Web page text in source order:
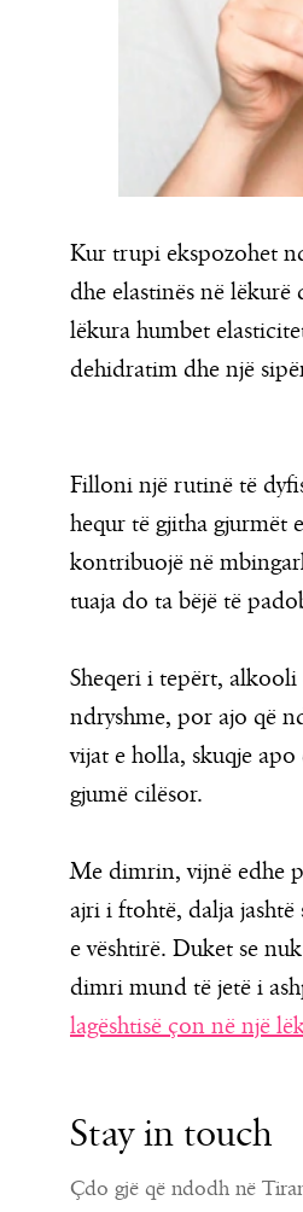
Kur trupi ekspozohet
dhe elastinës në lëkurë
lëkura humbet
dehidratim dhe një
Filloni një rutinë të
hequr të gjitha gjurmët
kontribuojë në
tuaja do ta bëjë të
Sheqeri i tepërt,
ndryshme, por ajo që
vijat e holla, skuqje
gjumë cilësor.
Me dimrin, vijnë edhe
ajri i ftohtë, dalja jashtë
e vështirë. Duket se
dimri mund të jetë i
lagështisë çon në një
Stay in touch
Çdo gjë që ndodh në